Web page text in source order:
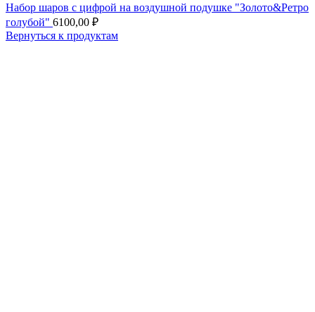
Набор шаров с цифрой на воздушной подушке "Золото&Ретро
голубой" 6100,00 ₽
Вернуться к продуктам